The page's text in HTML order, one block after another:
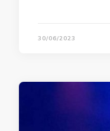
30/06/2023